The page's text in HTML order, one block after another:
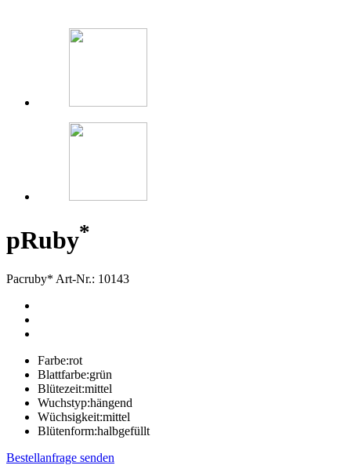
pRuby*
Pacruby* Art-Nr.: 10143
Farbe:rot
Blattfarbe:grün
Blütezeit:mittel
Wuchstyp:hängend
Wüchsigkeit:mittel
Blütenform:halbgefüllt
Bestellanfrage senden